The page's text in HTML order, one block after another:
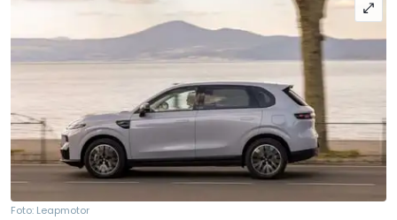
Foto: Leapmotor